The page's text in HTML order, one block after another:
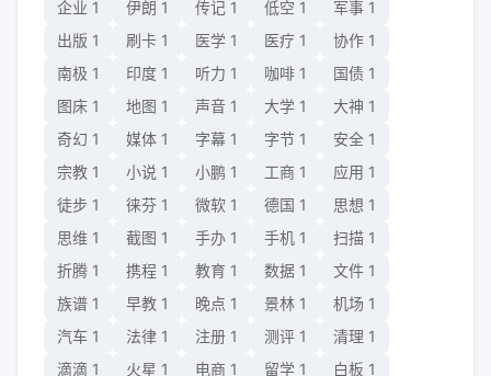
企业 1 伊朗 1 传记 1 低空 1 军事 1
出版 1 刷卡 1 医学 1 医疗 1 协作 1
南极 1 印度 1 听力 1 咖啡 1 国债 1
图床 1 地图 1 声音 1 大学 1 大神 1
奇幻 1 媒体 1 字幕 1 字节 1 安全 1
宗教 1 小说 1 小鹏 1 工商 1 应用 1
徒步 1 徕芬 1 微软 1 德国 1 思想 1
思维 1 截图 1 手办 1 手机 1 扫描 1
折腾 1 携程 1 教育 1 数据 1 文件 1
族谱 1 早教 1 晚点 1 景林 1 机场 1
汽车 1 法律 1 注册 1 测评 1 清理 1
滴滴 1 火星 1 电商 1 留学 1 白板 1